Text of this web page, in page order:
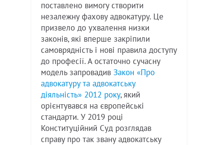
поставлено вимогу створити
незалежну фахову адвокатуру. Це
призвело до ухвалення низки
законів, які вперше закріпили
самоврядність і нові правила доступу
до професії. А остаточно сучасну
модель запровадив Закон «Про
адвокатуру та адвокатську
діяльність» 2012 року, який
орієнтувався на європейські
стандарти. У 2019 році
Конституційний Суд розглядав
справу про так звану адвокатську